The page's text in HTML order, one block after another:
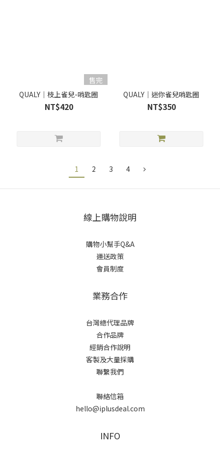
售完
QUALY｜枝上雀兒-哨匙圈
NT$420
QUALY｜迷你雀兒哨匙圈
NT$350
1 2 3 4
線上購物說明
購物小幫手Q&A
運送政策
會員制度
業務合作
台灣總代理品牌
合作品牌
經銷合作說明
客製及大量採購
聯繫我們
聯絡信箱
hello@iplusdeal.com
INFO